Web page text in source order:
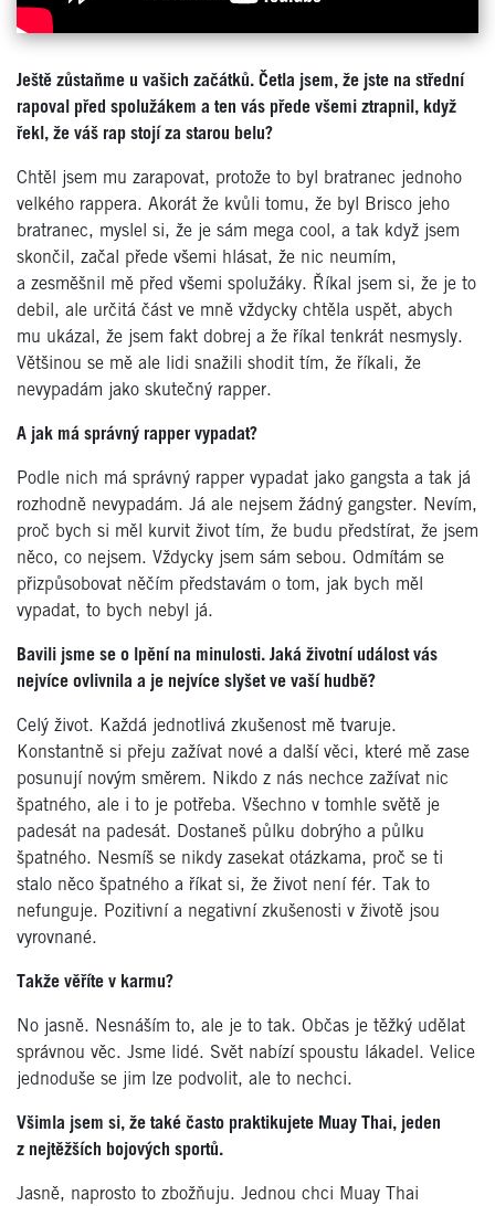
Ještě zůstaňme u vašich začátků. Četla jsem, že jste na střední
rapoval před spolužákem a ten vás přede všemi ztrapnil, když
řekl, že váš rap stojí za starou belu?
Chtěl jsem mu zarapovat, protože to byl bratranec jednoho
velkého rappera. Akorát že kvůli tomu, že byl Brisco jeho
bratranec, myslel si, že je sám mega cool, a tak když jsem
skončil, začal přede všemi hlásat, že nic neumím,
a zesměšnil mě před všemi spolužáky. Říkal jsem si, že je to
debil, ale určitá část ve mně vždycky chtěla uspět, abych
mu ukázal, že jsem fakt dobrej a že říkal tenkrát nesmysly.
Většinou se mě ale lidi snažili shodit tím, že říkali, že
nevypadám jako skutečný rapper.
A jak má správný rapper vypadat?
Podle nich má správný rapper vypadat jako gangsta a tak já
rozhodně nevypadám. Já ale nejsem žádný gangster. Nevím,
proč bych si měl kurvit život tím, že budu předstírat, že jsem
něco, co nejsem. Vždycky jsem sám sebou. Odmítám se
přizpůsobovat něčím představám o tom, jak bych měl
vypadat, to bych nebyl já.
Bavili jsme se o lpění na minulosti. Jaká životní událost vás
nejvíce ovlivnila a je nejvíce slyšet ve vaší hudbě?
Celý život. Každá jednotlivá zkušenost mě tvaruje.
Konstantně si přeju zažívat nové a další věci, které mě zase
posunují novým směrem. Nikdo z nás nechce zažívat nic
špatného, ale i to je potřeba. Všechno v tomhle světě je
padesát na padesát. Dostaneš půlku dobrýho a půlku
špatného. Nesmíš se nikdy zasekat otázkama, proč se ti
stalo něco špatného a říkat si, že život není fér. Tak to
nefunguje. Pozitivní a negativní zkušenosti v životě jsou
vyrovnané.
Takže věříte v karmu?
No jasně. Nesnáším to, ale je to tak. Občas je těžký udělat
správnou věc. Jsme lidé. Svět nabízí spoustu lákadel. Velice
jednoduše se jim lze podvolit, ale to nechci.
Všimla jsem si, že také často praktikujete Muay Thai, jeden
z nejtěžších bojových sportů.
Jasně, naprosto to zbožňuju. Jednou chci Muay Thai